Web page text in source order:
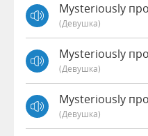
Mysteriously
(девушка)
Mysteriously
(девушка)
Mysteriously
(девушка)